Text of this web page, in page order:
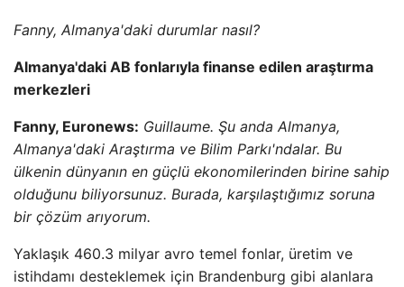
Fanny, Almanya'daki durumlar nasıl?
Almanya'daki AB fonlarıyla finanse edilen araştırma
merkezleri
Fanny, Euronews: Guillaume. Şu anda Almanya,
Almanya'daki Araştırma ve Bilim Parkı'ndalar. Bu
ülkenin dünyanın en güçlü ekonomilerinden birine sahip
olduğunu biliyorsunuz. Burada, karşılaştığımız soruna
bir çözüm arıyorum.
Yaklaşık 460.3 milyar avro temel fonlar, üretim ve
istihdamı desteklemek için Brandenburg gibi alanlara